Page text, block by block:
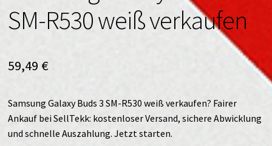
SM-R530 weiß verkaufen
59,49 €
Samsung Galaxy Buds 3 SM-R530 weiß verkaufen? Fairer
Ankauf bei SellTekk: kostenloser Versand, sichere Abwicklung
und schnelle Auszahlung. Jetzt starten.